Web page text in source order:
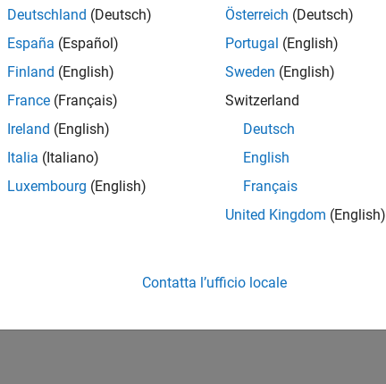
Deutschland (Deutsch)
España (Español)
Finland (English)
France (Français)
Ireland (English)
Italia (Italiano)
Luxembourg (English)
Österreich (Deutsch)
Portugal (English)
Sweden (English)
Switzerland
Deutsch
English
Français
United Kingdom (English)
Contatta l’ufficio locale